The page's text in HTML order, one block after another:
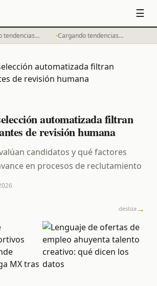
☰
tendencias... ·Cargando tendencias...
automatizada filtran
de revisión humana
candidatos y qué factores
en procesos de reclutamiento
desliza →